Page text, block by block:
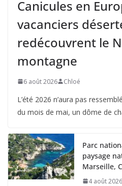
Canicules en
vacanciers
redécouvrent le
montagne
6 août 2026 Chloé
L’été 2026 n’aura pas
du mois de mai, un dôme de
Parc
paysage
Marseille,
4 août 2026